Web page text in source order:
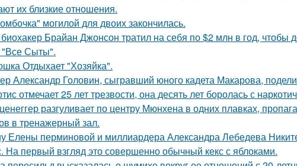
их близкие отношения.
могилой для двоих закончилась.
Брайан Джонсон тратил на себя по $2 млн в год, чтобы
Сыты".
Отдыхает "Хозяйка".
Александр Головин, сыгравший юного кадета Макарова,
отмечает 25 лет трезвости, она десять лет боролась с
разгуливает по центру Мюнхена в одних плавках,
в тренажерный зал.
Елены перминовой и миллиардера Александра Лебедева
На первый взгляд это совершенно обычный кекс с яблоками.